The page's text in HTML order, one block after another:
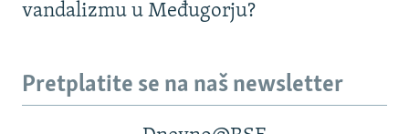
vandalizmu u Međugorju?
Pretplatite se na naš newsletter